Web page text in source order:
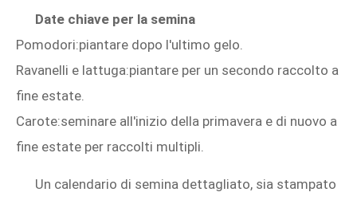
Date chiave per la semina
Pomodori:piantare dopo l'ultimo gelo.
Ravanelli e lattuga:piantare per un secondo raccolto a
fine estate.
Carote:seminare all'inizio della primavera e di nuovo a
fine estate per raccolti multipli.
Un calendario di semina dettagliato, sia stampato